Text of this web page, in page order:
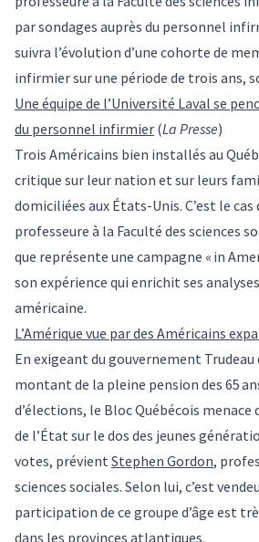
par sondages auprès du personnel
suivra l’évolution d’une cohorte de
infirmier sur une période de trois ans,
Une équipe de l’Université Laval se
du personnel infirmier (La Presse)
Trois Américains bien installés au
critique sur leur nation et sur leurs
domiciliées aux États-Unis. C’est le cas
professeure à la Faculté des sciences
que représente une campagne « in
son expérience qui enrichit ses
américaine.
L’Amérique vue par des Américains
En exigeant du gouvernement Trudeau
montant de la pleine pension des 65
d’élections, le Bloc Québécois menace
de l’État sur le dos des jeunes
votes, prévient Stephen Gordon,
sciences sociales. Selon lui, c’est
participation de ce groupe d’âge est
dans les provinces atlantiques.